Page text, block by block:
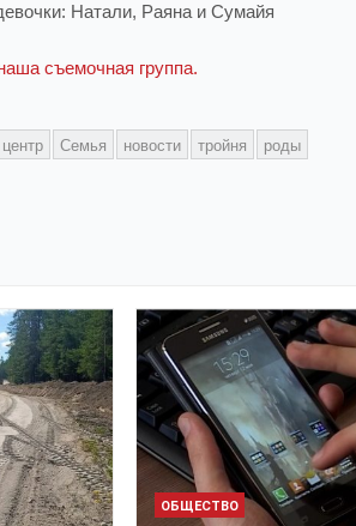
Натали, Раяна и Сумайя
съемочная группа.
Семья новости тройня роды
ОБЩЕСТВО